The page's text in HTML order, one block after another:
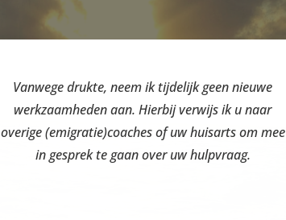
Vanwege drukte, neem ik tijdelijk geen nieuwe
werkzaamheden aan. Hierbij verwijs ik u naar
overige (emigratie)coaches of uw huisarts om mee
in gesprek te gaan over uw hulpvraag.